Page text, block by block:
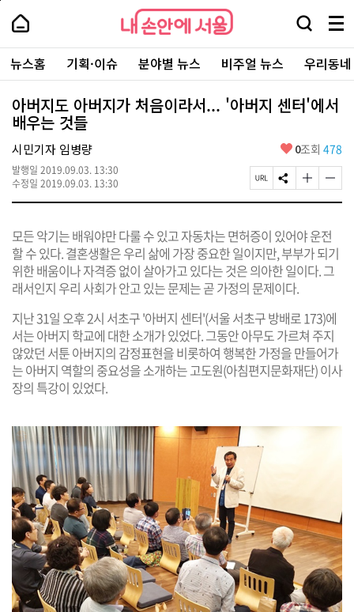
본
로
가
내
손
안
에
서
울
-
서
울
시
대
표
소
통
포
내
손
에
울
검
창
열
기
메
뉴
전
체
보
기
주
요
서
뉴스홈 기획·이슈 분야별 뉴스 비주얼 뉴스 우리동
아버지도 아버지가 처음이라서... '아버지 센터'에서
배우는 것들
시민기자 임병량
발행일 2019.09.03. 13:30
수정일 2019.09.03. 13:30
좋
요
0조회 478
페
이
R
L
복
사
S
N
유
하
기
글
자
크
게
변
경
글
자
작
게
변
경
모든 악기는 배워야만 다룰 수 있고 자동차는 면허증이 있어야 운전
할 수 있다. 결혼생활은 우리 삶에 가장 중요한 일이지만, 부부가 되기
위한 배움이나 자격증 없이 살아가고 있다는 것은 의아한 일이다. 그
래서인지 우리 사회가 안고 있는 문제는 곧 가정의 문제이다.
지난 31일 오후 2시 서초구 '아버지 센터'(서울 서초구 방배로 173)에
서는 아버지 학교에 대한 소개가 있었다. 그동안 아무도 가르쳐 주지
않았던 서툰 아버지의 감정표현을 비롯하여 행복한 가정을 만들어가
는 아버지 역할의 중요성을 소개하는 고도원(아침편지문화재단) 이사
장의 특강이 있었다.
페
상
단
로